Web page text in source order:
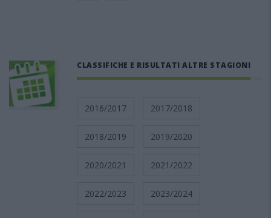
CLASSIFICHE E RISULTATI ALTRE STAGIONI
2016/2017 2017/2018
2018/2019 2019/2020
2020/2021 2021/2022
2022/2023 2023/2024